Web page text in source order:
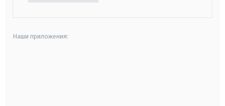
Наши приложения: